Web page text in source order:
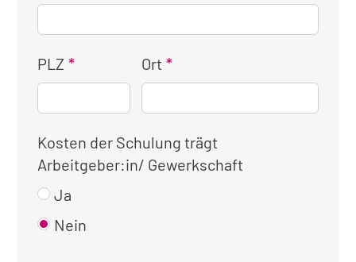
PLZ Ort
Kosten der Schulung trägt
Arbeitgeber:in/ Gewerkschaft
Ja
Nein